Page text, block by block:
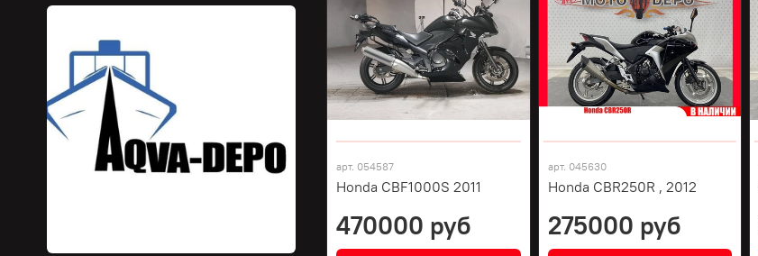
арт. 054587
Honda CBF1000S 2011
470000 руб
арт. 045630
Honda CBR250R , 2012
275000 руб